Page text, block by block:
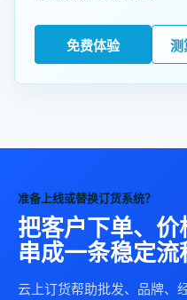
免费体验 测
准备上线或替换订货系统？
把客户下单、
串成一条稳定流
云上订货帮助批发、品牌、